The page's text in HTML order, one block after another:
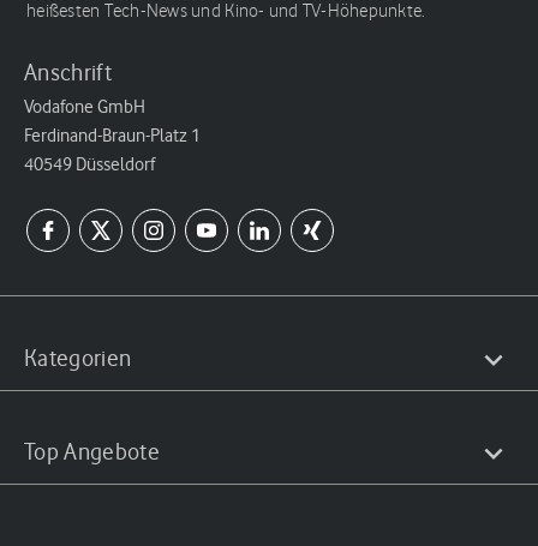
heißesten Tech-News und Kino- und TV-Höhepunkte.
Anschrift
Vodafone GmbH
Ferdinand-Braun-Platz 1
40549 Düsseldorf
Kategorien
Top Angebote